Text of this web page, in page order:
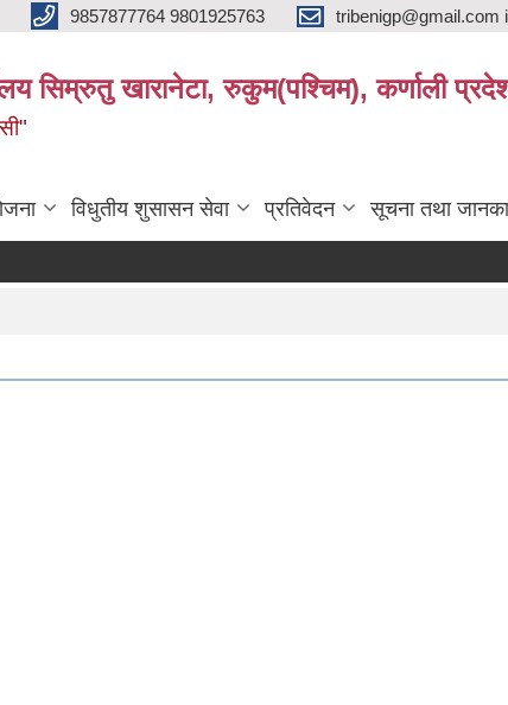
9857877764 9801925763 tribenigp@gmail.com
सिम्रुतु खारानेटा, रुकुम(पश्‍चिम), कर्णाली
विधुतीय शुसासन सेवा प्रतिवेदन सूचना तथा